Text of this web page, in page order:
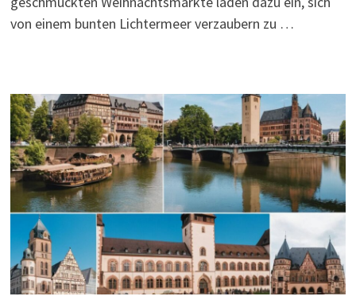
von einem bunten Lichtermeer verzaubern zu …